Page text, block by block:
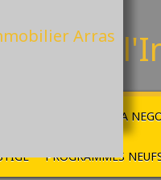
A
PROGRAMMES
de